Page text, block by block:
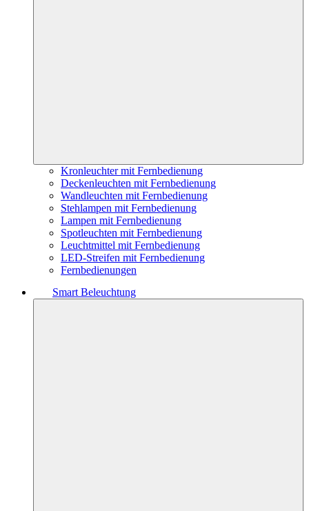
Kronleuchter mit Fernbedienung
Deckenleuchten mit Fernbedienung
Wandleuchten mit Fernbedienung
Stehlampen mit Fernbedienung
Lampen mit Fernbedienung
Spotleuchten mit Fernbedienung
Leuchtmittel mit Fernbedienung
LED-Streifen mit Fernbedienung
Fernbedienungen
Smart Beleuchtung